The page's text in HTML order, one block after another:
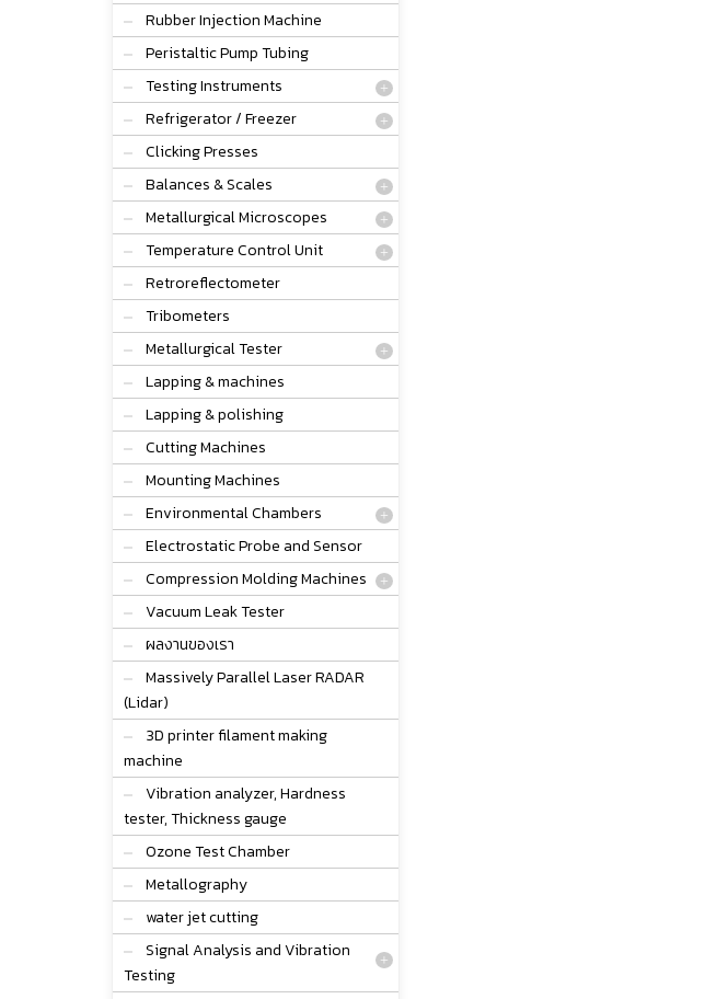
Rubber Injection Machine
Peristaltic Pump Tubing
Testing Instruments
Refrigerator / Freezer
Clicking Presses
Balances & Scales
Metallurgical Microscopes
Temperature Control Unit
Retroreflectometer
Tribometers
Metallurgical Tester
Lapping & machines
Lapping & polishing
Cutting Machines
Mounting Machines
Environmental Chambers
Electrostatic Probe and Sensor
Compression Molding Machines
Vacuum Leak Tester
ผลงานของเรา
Massively Parallel Laser RADAR
(Lidar)
3D printer filament making
machine
Vibration analyzer, Hardness
tester, Thickness gauge
Ozone Test Chamber
Metallography
water jet cutting
Signal Analysis and Vibration
Testing